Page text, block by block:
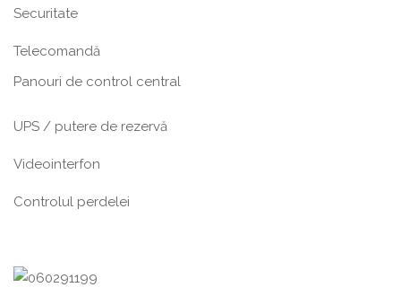
Securitate
Telecomandă
Panouri de control central
UPS / putere de rezervă
Videointerfon
Сontrolul perdelei